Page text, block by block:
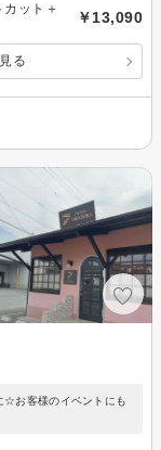
ット＋
￥13,090
る
☆お客様のイベントにも